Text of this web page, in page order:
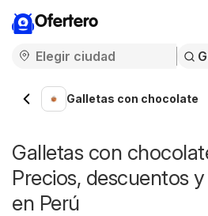
Ofertero
Galletas con chocolate
Galletas con
Precios, descuentos
en Perú